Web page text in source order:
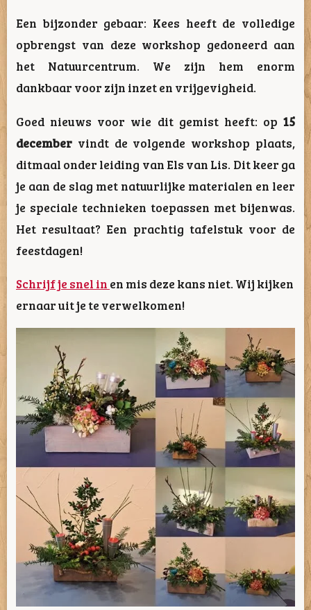
Een bijzonder gebaar: Kees heeft de volledige
opbrengst van deze workshop gedoneerd aan
het Natuurcentrum. We zijn hem enorm
dankbaar voor zijn inzet en vrijgevigheid.
Goed nieuws voor wie dit gemist heeft: op 15
december vindt de volgende workshop plaats,
ditmaal onder leiding van Els van Lis. Dit keer ga
je aan de slag met natuurlijke materialen en leer
je speciale technieken toepassen met bijenwas.
Het resultaat? Een prachtig tafelstuk voor de
feestdagen!
Schrijf je snel in en mis deze kans niet. Wij kijken
ernaar uit je te verwelkomen!